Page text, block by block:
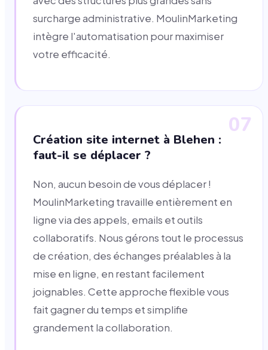
surcharge administrative. MoulinMarketing
intègre l'automatisation pour maximiser
votre efficacité.
07
Création site internet à Blehen :
faut-il se déplacer ?
Non, aucun besoin de vous déplacer !
MoulinMarketing travaille entièrement en
ligne via des appels, emails et outils
collaboratifs. Nous gérons tout le processus
de création, des échanges préalables à la
mise en ligne, en restant facilement
joignables. Cette approche flexible vous
fait gagner du temps et simplifie
grandement la collaboration.